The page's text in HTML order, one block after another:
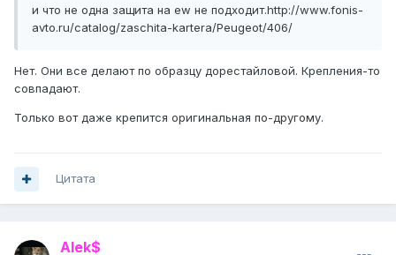
и что не одна защита на ew не подходит.http://www.fonis-
avto.ru/catalog/zaschita-kartera/Peugeot/406/
Нет. Они все делают по образцу дорестайловой. Крепления-то
совпадают.
Только вот даже крепится оригинальная по-другому.
Цитата
Alek$